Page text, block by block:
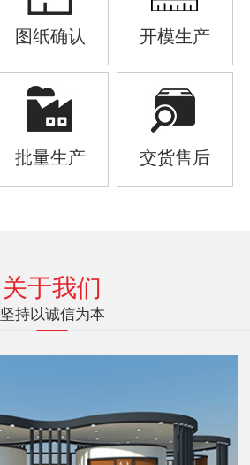
图纸确认 开模生产
批量生产 交货售后
关于我们
坚持以诚信为本